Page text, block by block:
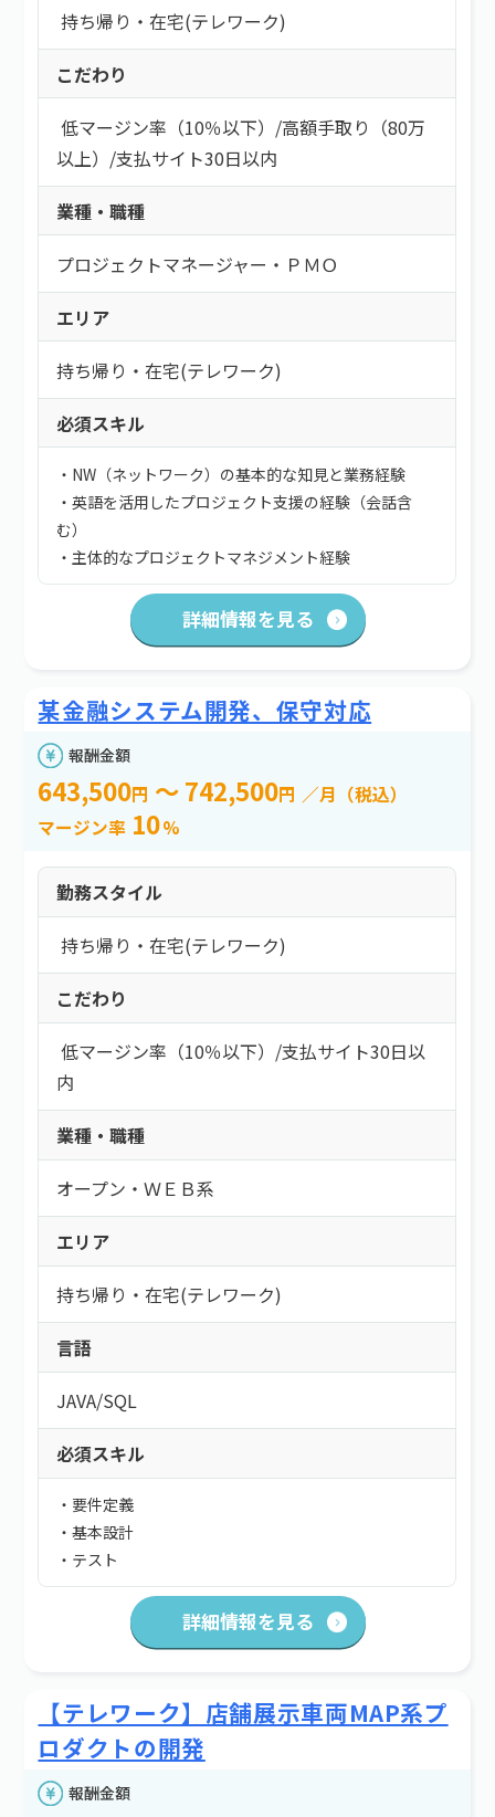
持ち帰り・在宅(テレワーク)
こだわり
低マージン率（10％以下） /高額手取り（80万
以上） /支払サイト30日以内
業種・職種
プロジェクトマネージャー・ＰＭＯ
エリア
持ち帰り・在宅(テレワーク)
必須スキル
・NW（ネットワーク）の基本的な知見と業務経験
・英語を活用したプロジェクト支援の経験（会話含
む）
・主体的なプロジェクトマネジメント経験
詳細情報を見る
某金融システム開発、保守対応
報酬金額
643,500円 ～ 742,500円 ／月（税込）
マージン率 10%
勤務スタイル
持ち帰り・在宅(テレワーク)
こだわり
低マージン率（10％以下） /支払サイト30日以
内
業種・職種
オープン・ＷＥＢ系
エリア
持ち帰り・在宅(テレワーク)
言語
JAVA/SQL
必須スキル
・要件定義
・基本設計
・テスト
詳細情報を見る
【テレワーク】店舗展示車両MAP系プ
ロダクトの開発
報酬金額